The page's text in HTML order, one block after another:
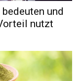
und
nutzt